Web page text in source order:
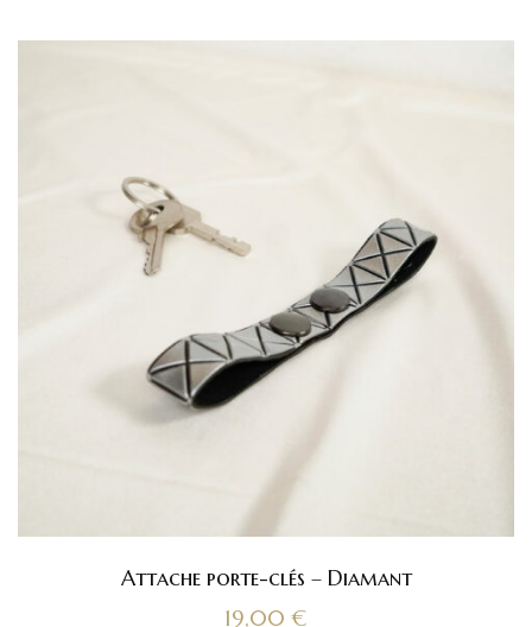
Attache porte-clés – Diamant
19,00 €